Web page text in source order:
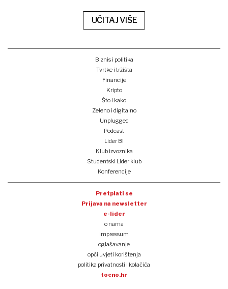
UČITAJ VIŠE
Biznis i politika
Tvrtke i tržišta
Financije
Kripto
Što i kako
Zeleno i digitalno
Unplugged
Podcast
Lider BI
Klub izvoznika
Studentski Lider klub
Konferencije
Pretplati se
Prijava na newsletter
e-lider
o nama
impressum
oglašavanje
opći uvjeti korištenja
politika privatnosti i kolačića
tocno.hr